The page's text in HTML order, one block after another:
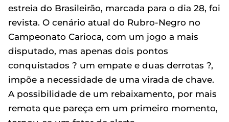
estreia do Brasileirão, marcada para o dia 28, foi
revista. O cenário atual do Rubro-Negro no
Campeonato Carioca, com um jogo a mais
disputado, mas apenas dois pontos
conquistados ? um empate e duas derrotas ?,
impõe a necessidade de uma virada de chave.
A possibilidade de um rebaixamento, por mais
remota que pareça em um primeiro momento,